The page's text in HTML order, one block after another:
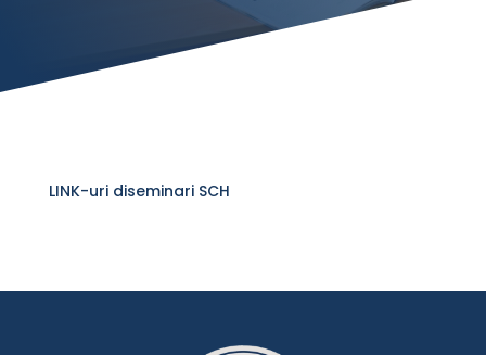
LINK-uri diseminari SCH